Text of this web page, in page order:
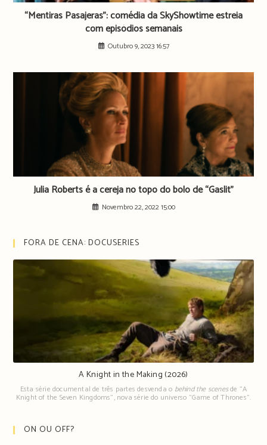
“Mentiras Pasajeras”: comédia da SkyShowtime estreia
com episódios semanais
Outubro 9, 2023 16:57
Julia Roberts é a cereja no topo do bolo de “Gaslit”
Novembro 22, 2022 15:00
FORA DE CENA: DOCUSERIES
A Knight in the Making (2026)
Esta série documental de três partes desvenda o behind the scenesde "A
Knight of the Seven Kingdoms", nova série do universo "Game of Thrones".
ON OU OFF?